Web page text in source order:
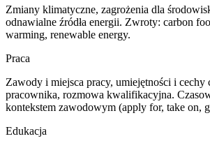
Zmiany klimatyczne, zagrożenia dla
odnawialne źródła energii. Zwroty: carbon
warming, renewable energy.
Praca
Zawody i miejsca pracy, umiejętności i cechy
pracownika, rozmowa kwalifikacyjna.
kontekstem zawodowym (apply for, take on,
Edukacja